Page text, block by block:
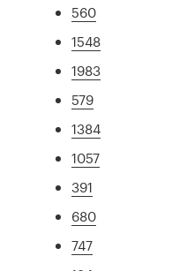
560
1548
1983
579
1384
1057
391
680
747